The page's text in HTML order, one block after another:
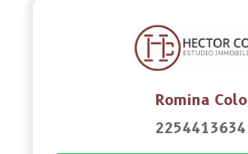
Romina Colo
2254413634